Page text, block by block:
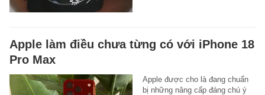
Apple làm điều chưa từng có với iPhone 18
Pro Max
Apple được cho là đang chuẩn
bị những nâng cấp đáng chú ý